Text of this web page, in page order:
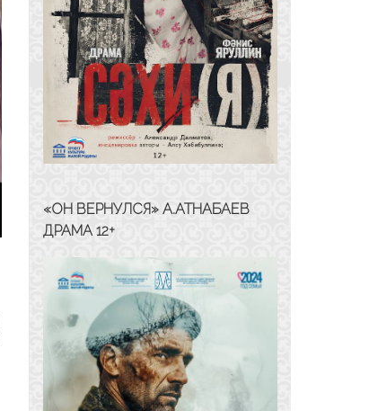
«ОН ВЕРНУЛСЯ» А.АТНАБАЕВ
ДРАМА 12+